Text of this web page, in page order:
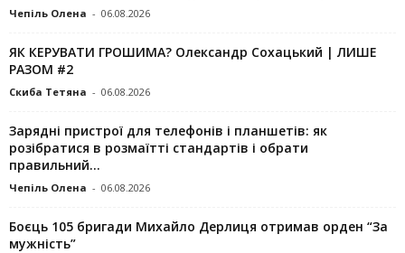
Чепіль Олена - 06.08.2026
ЯК КЕРУВАТИ ГРОШИМА? Олександр Сохацький | ЛИШЕ
РАЗОМ #2
Скиба Тетяна - 06.08.2026
Зарядні пристрої для телефонів і планшетів: як
розібратися в розмаїтті стандартів і обрати
правильний...
Чепіль Олена - 06.08.2026
Боєць 105 бригади Михайло Дерлиця отримав орден “За
мужність”